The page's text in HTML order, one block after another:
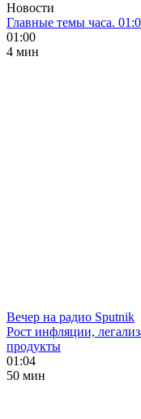
Новости
Главные темы часа.
01:00
4 мин
Вечер на радио Sputnik
Рост инфляции,
продукты
01:04
50 мин